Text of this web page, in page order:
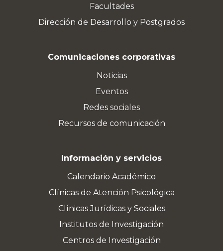
Facultades
Dirección de Desarrollo y Postgrados
Comunicaciones corporativas
Noticias
Eventos
Redes sociales
Recursos de comunicación
Información y servicios
Calendario Académico
Clínicas de Atención Psicológica
Clínicas Jurídicas y Sociales
Institutos de Investigación
Centros de Investigación